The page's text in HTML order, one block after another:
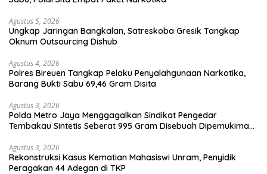
Agustus 5, 2026
Ungkap Jaringan Bangkalan, Satreskoba Gresik Tangkap
Oknum Outsourcing Dishub
Agustus 4, 2026
Polres Bireuen Tangkap Pelaku Penyalahgunaan Narkotika,
Barang Bukti Sabu 69,46 Gram Disita
Agustus 3, 2026
Polda Metro Jaya Menggagalkan Sindikat Pengedar
Tembakau Sintetis Seberat 995 Gram Disebuah Dipemukiman
Agustus 3, 2026
Rekonstruksi Kasus Kematian Mahasiswi Unram, Penyidik
Peragakan 44 Adegan di TKP